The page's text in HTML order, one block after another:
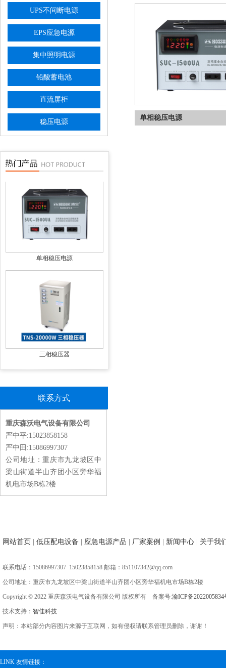
UPS不间断电源
EPS应急电源
集中照明电源
铅酸蓄电池
直流屏柜
稳压电源
单相稳压电源
三相稳压器
单相稳压电源
三相稳压器
联系方式
重庆森沃电气设备有限公司
严中平:15023858158
严中田:15086997307
公司地址：重庆市九龙坡区中
梁山街道半山齐团小区旁华福
机电市场B栋2楼
单相稳压电源
网站首页 低压配电设备 应急电源产品 厂家案例 新闻中心 关于我
联系电话：15086997307 15023858158 邮箱：851107342@qq.com
公司地址：重庆市九龙坡区中梁山街道半山齐团小区旁华福机电市场B栋2楼
Copyright © 2022 重庆森沃电气设备有限公司 版权所有 备案号:渝ICP备2022005834
技术支持： 智佳科技
声明：本站部分内容图片来源于互联网，如有侵权请联系管理员删除，谢谢！
LINK 友情链接：